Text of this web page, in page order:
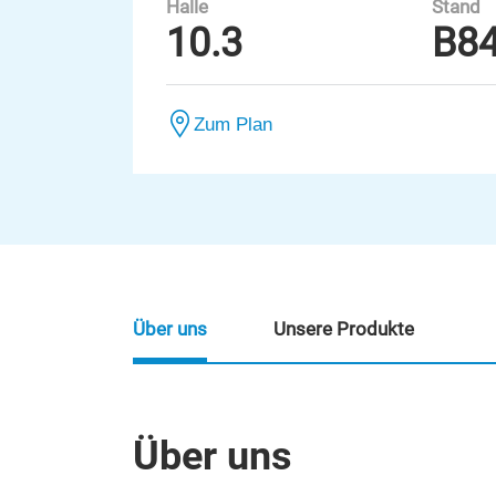
Halle
10.3
Stand
Zum Plan
Über uns
Über uns Unsere Produkte